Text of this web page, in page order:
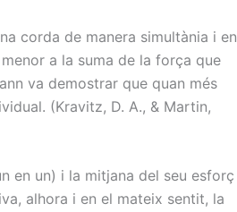
corda de manera simultània i en
a la suma de la força que
va demostrar que quan més
(Kravitz, D. A., & Martin,
en un) i la mitjana del seu esforç
alhora i en el mateix sentit, la